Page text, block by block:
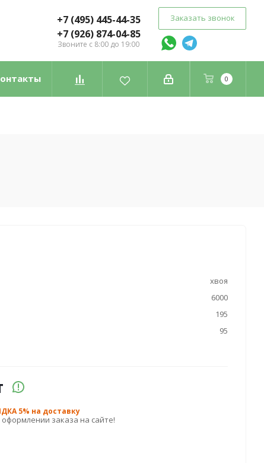
+7 (495) 445-44-35
+7 (926) 874-04-85
Звоните с 8:00 до 19:00
Заказать звонок
0
хвоя
6000
195
95
5% на доставку
оформлении заказа на сайте!